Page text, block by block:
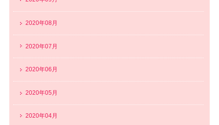
2020年08月
2020年07月
2020年06月
2020年05月
2020年04月